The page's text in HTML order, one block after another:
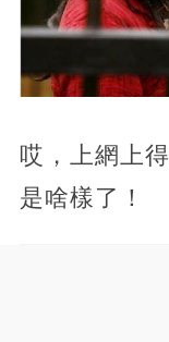
哎，上網上
是啥樣了！